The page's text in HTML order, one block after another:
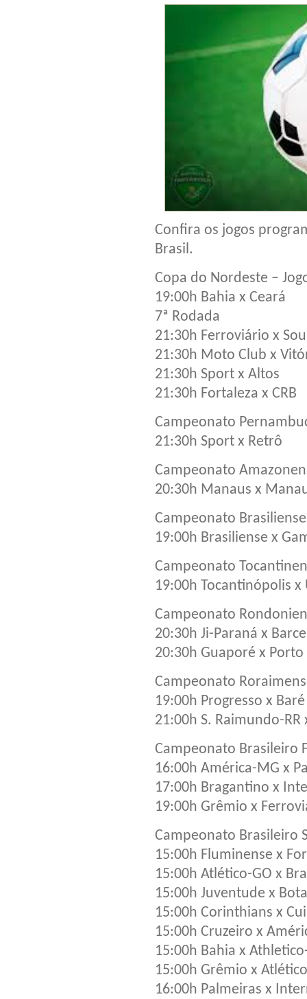
Confira os jogos
Brasil.
Copa do Nordeste –
19:00h Bahia x Ceará
7ª Rodada
21:30h Ferroviário x
21:30h Moto Club x
21:30h Sport x Altos
21:30h Fortaleza x CRB
Campeonato
21:30h Sport x Retrô
Campeonato
20:30h Manaus x
Campeonato
19:00h Brasiliense x
Campeonato
19:00h Tocantinópolis x
Campeonato
20:30h Ji-Paraná x
20:30h Guaporé x Porto
Campeonato
19:00h Progresso x Baré
21:00h S. Raimundo-
Campeonato Brasileiro
16:00h América-MG x
17:00h Bragantino x
19:00h Grêmio x
Campeonato Brasileiro
15:00h Fluminense x
15:00h Atlético-GO x
15:00h Juventude x
15:00h Corinthians x
15:00h Cruzeiro x
15:00h Bahia x
15:00h Grêmio x
16:00h Palmeiras x